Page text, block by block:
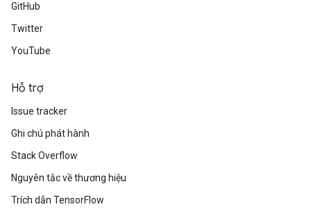
GitHub
Twitter
YouTube
Hỗ trợ
Issue tracker
Ghi chú phát hành
Stack Overflow
Nguyên tắc về thương hiệu
Trích dẫn TensorFlow